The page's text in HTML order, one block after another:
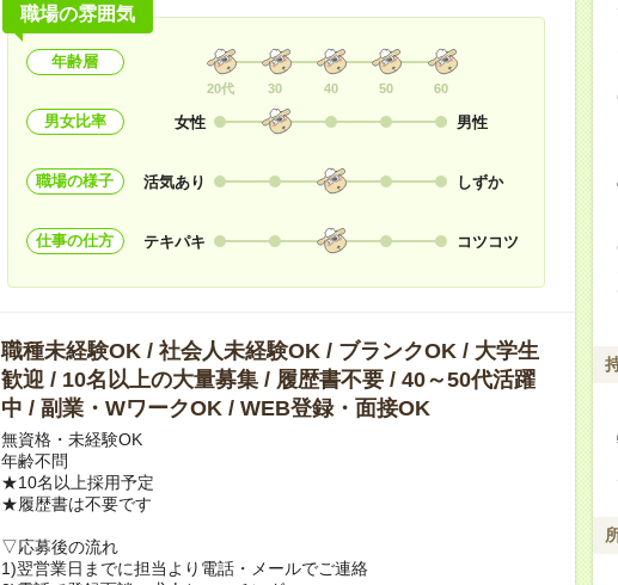
職場の雰囲気
年齢層
20代 30 40 50 60
男女比率 女性 男性
職場の様子 活気あり しずか
仕事の仕方 テキパキ コツコツ
職種未経験OK / 社会人未経験OK / ブランクOK / 大学生
歓迎 / 10名以上の大量募集 / 履歴書不要 / 40～50代活躍
中 / 副業・WワークOK / WEB登録・面接OK
無資格・未経験OK
年齢不問
★10名以上採用予定
★履歴書は不要です
▽応募後の流れ
1)翌営業日までに担当より電話・メールでご連絡